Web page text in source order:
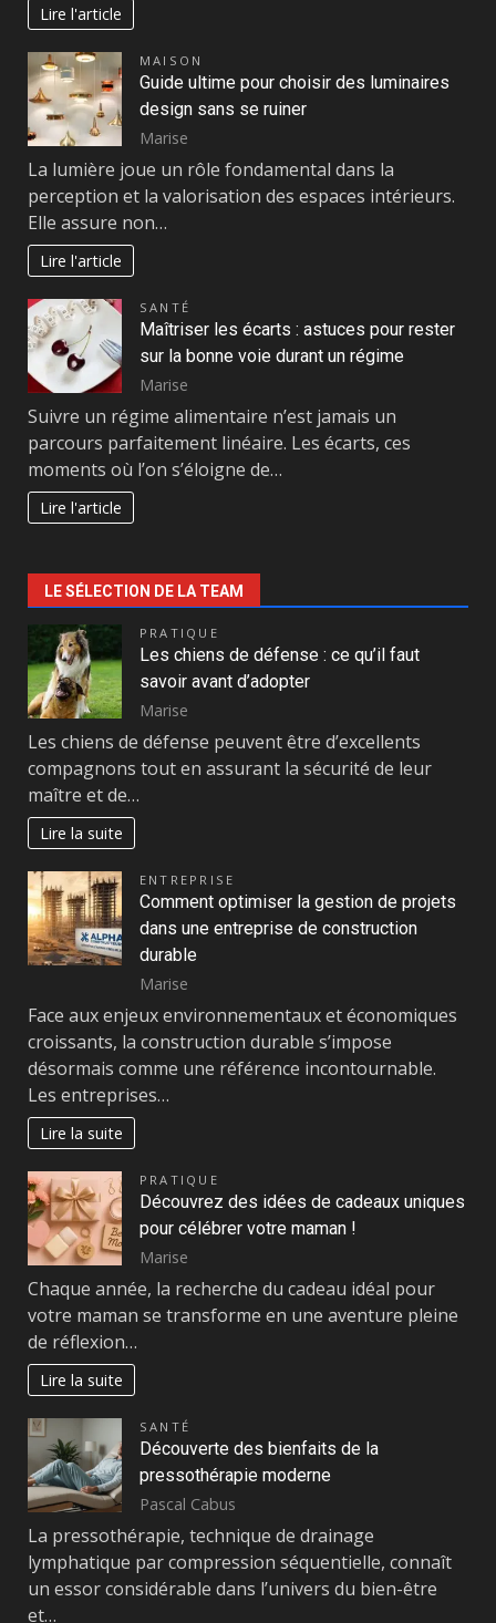
Lire l'article
MAISON
Guide ultime pour choisir des luminaires
design sans se ruiner
Marise
La lumière joue un rôle fondamental dans la
perception et la valorisation des espaces intérieurs.
Elle assure non…
Lire l'article
SANTÉ
Maîtriser les écarts : astuces pour rester
sur la bonne voie durant un régime
Marise
Suivre un régime alimentaire n’est jamais un
parcours parfaitement linéaire. Les écarts, ces
moments où l’on s’éloigne de…
Lire l'article
LE SÉLECTION DE LA TEAM
PRATIQUE
Les chiens de défense : ce qu’il faut
savoir avant d’adopter
Marise
Les chiens de défense peuvent être d’excellents
compagnons tout en assurant la sécurité de leur
maître et de…
Lire la suite
ENTREPRISE
Comment optimiser la gestion de projets
dans une entreprise de construction
durable
Marise
Face aux enjeux environnementaux et économiques
croissants, la construction durable s’impose
désormais comme une référence incontournable.
Les entreprises…
Lire la suite
PRATIQUE
Découvrez des idées de cadeaux uniques
pour célébrer votre maman !
Marise
Chaque année, la recherche du cadeau idéal pour
votre maman se transforme en une aventure pleine
de réflexion…
Lire la suite
SANTÉ
Découverte des bienfaits de la
pressothérapie moderne
Pascal Cabus
La pressothérapie, technique de drainage
lymphatique par compression séquentielle, connaît
un essor considérable dans l’univers du bien-être
et…